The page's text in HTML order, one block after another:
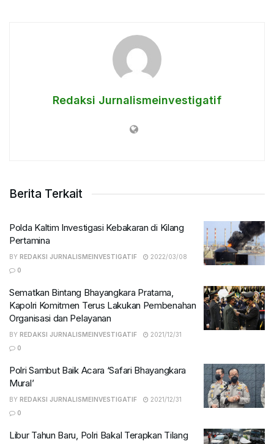
Redaksi Jurnalismeinvestigatif
Berita Terkait
Polda Kaltim Investigasi Kebakaran di Kilang
Pertamina
BY REDAKSI JURNALISMEINVESTIGATIF
2022/03/08
0
Sematkan Bintang Bhayangkara Pratama,
Kapolri Komitmen Terus Lakukan Pembenahan
Organisasi dan Pelayanan
BY REDAKSI JURNALISMEINVESTIGATIF
2021/12/31
0
Polri Sambut Baik Acara ‘Safari Bhayangkara
Mural’
BY REDAKSI JURNALISMEINVESTIGATIF
2021/12/31
0
Libur Tahun Baru, Polri Bakal Terapkan Tilang